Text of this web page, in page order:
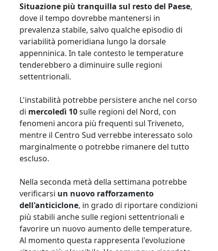
Situazione più tranquilla sul resto del Paese,
dove il tempo dovrebbe mantenersi in
prevalenza stabile, salvo qualche episodio di
variabilità pomeridiana lungo la dorsale
appenninica. In tale contesto le temperature
tenderebbero a diminuire sulle regioni
settentrionali.
L'instabilità potrebbe persistere anche nel corso
di mercoledì 10sulle regioni del Nord, con
fenomeni ancora più frequenti sul Triveneto,
mentre il Centro Sud verrebbe interessato solo
marginalmente o potrebbe rimanere del tutto
escluso.
Nella seconda metà della settimana potrebbe
verificarsi un nuovo rafforzamento
dell'anticiclone, in grado di riportare condizioni
più stabili anche sulle regioni settentrionali e
favorire un nuovo aumento delle temperature.
Al momento questa rappresenta l'evoluzione